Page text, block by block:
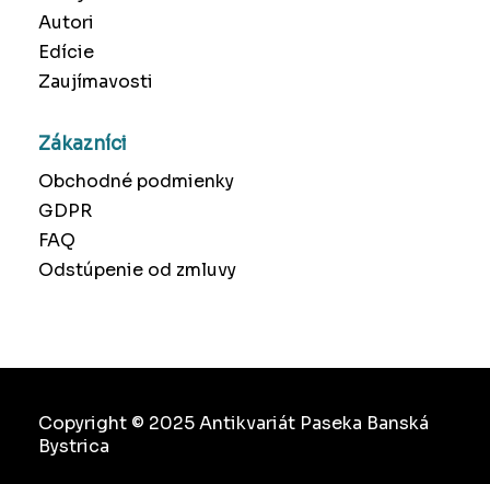
Autori
Edície
Zaujímavosti
Zákazníci
Obchodné podmienky
GDPR
FAQ
Odstúpenie od zmluvy
Copyright © 2025 Antikvariát Paseka Banská
Bystrica